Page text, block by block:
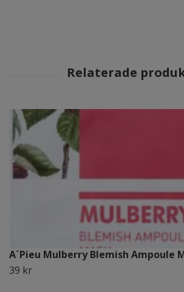
A´Pieu Mulberry Blemish Ampoule
39 kr